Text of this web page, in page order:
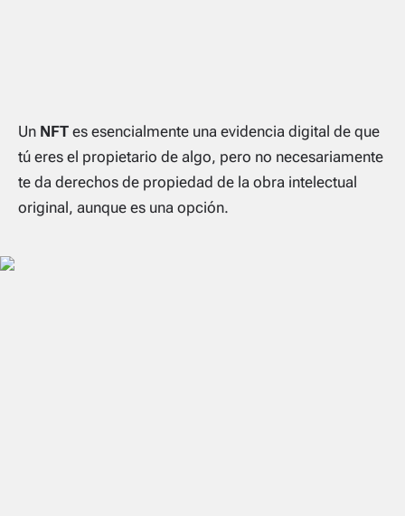
Un NFT es esencialmente una evidencia digital de que
tú eres el propietario de algo, pero no necesariamente
te da derechos de propiedad de la obra intelectual
original, aunque es una opción.